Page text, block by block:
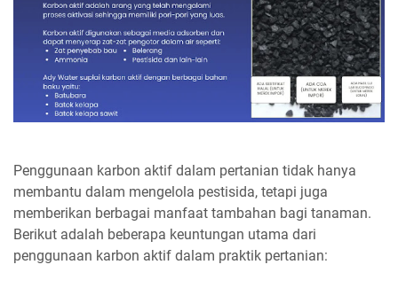
Penggunaan karbon aktif dalam pertanian tidak hanya
membantu dalam mengelola pestisida, tetapi juga
memberikan berbagai manfaat tambahan bagi tanaman.
Berikut adalah beberapa keuntungan utama dari
penggunaan karbon aktif dalam praktik pertanian: